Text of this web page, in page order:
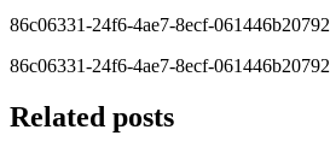
86c06331-24f6-4ae7-8ecf-061446b20792
86c06331-24f6-4ae7-8ecf-061446b20792
Related posts